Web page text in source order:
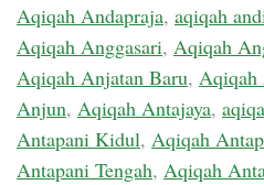
Aqiqah Andapraja, aqiqah
Aqiqah Anggasari, Aqiqah
Aqiqah Anjatan Baru, Aqiqah
Anjun, Aqiqah Antajaya,
Antapani Kidul, Aqiqah
Antapani Tengah, Aqiqah